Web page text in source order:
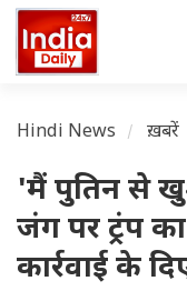
Hindi News ख़बरें
'मैं पुतिन से
जंग पर ट्रंप
कार्रवाई के